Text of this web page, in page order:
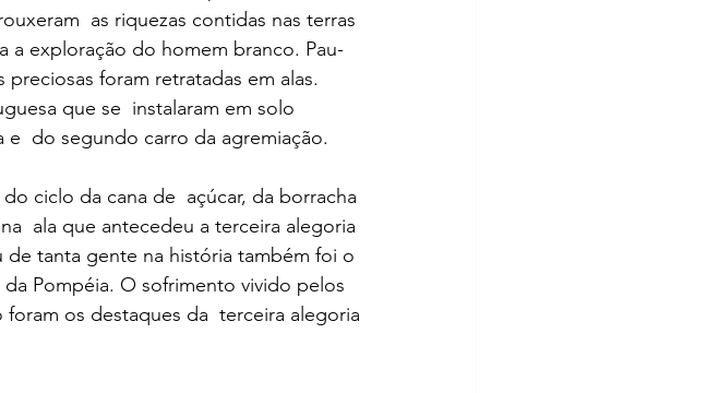
as riquezas contidas nas terras
a exploração do homem branco. Pau-
foram retratadas em alas.
que se  instalaram em solo
e  do segundo carro da agremiação.
ciclo da cana de  açúcar, da borracha
ala que antecedeu a terceira alegoria
tanta gente na história também foi o
Pompéia. O sofrimento vivido pelos
os destaques da  terceira alegoria